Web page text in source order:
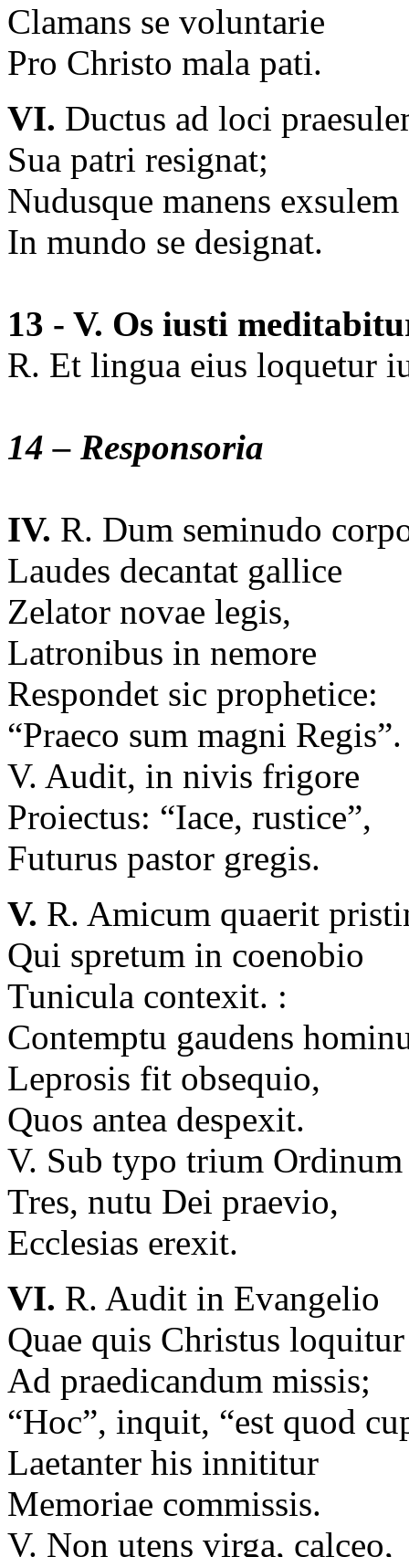
Clamans se voluntarie
Pro Christo mala pati.
VI. Ductus ad loci
Sua patri resignat;
Nudusque manens exsulem
In mundo se designat.
13 - V. Os iusti
R. Et lingua eius loquetur
14 – Responsoria
IV. R. Dum seminudo
Laudes decantat gallice
Zelator novae legis,
Latronibus in nemore
Respondet sic prophetice:
“Praeco sum magni
V. Audit, in nivis frigore
Proiectus: “Iace, rustice”,
Futurus pastor gregis.
V. R. Amicum quaerit
Qui spretum in coenobio
Tunicula contexit. :
Contemptu gaudens
Leprosis fit obsequio,
Quos antea despexit.
V. Sub typo trium
Tres, nutu Dei praevio,
Ecclesias erexit.
VI. R. Audit in Evangelio
Quae quis Christus
Ad praedicandum missis;
“Hoc”, inquit, “est quod
Laetanter his innititur
Memoriae commissis.
V. Non utens virga, calceo,